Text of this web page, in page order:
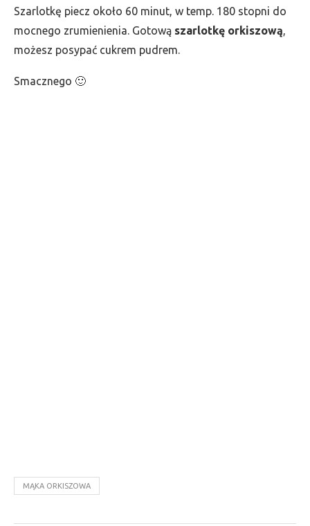
Szarlotkę piecz około 60 minut, w temp. 180 stopni do
mocnego zrumienienia. Gotową szarlotkę orkiszową,
możesz posypać cukrem pudrem.
Smacznego 🙂
MĄKA ORKISZOWA